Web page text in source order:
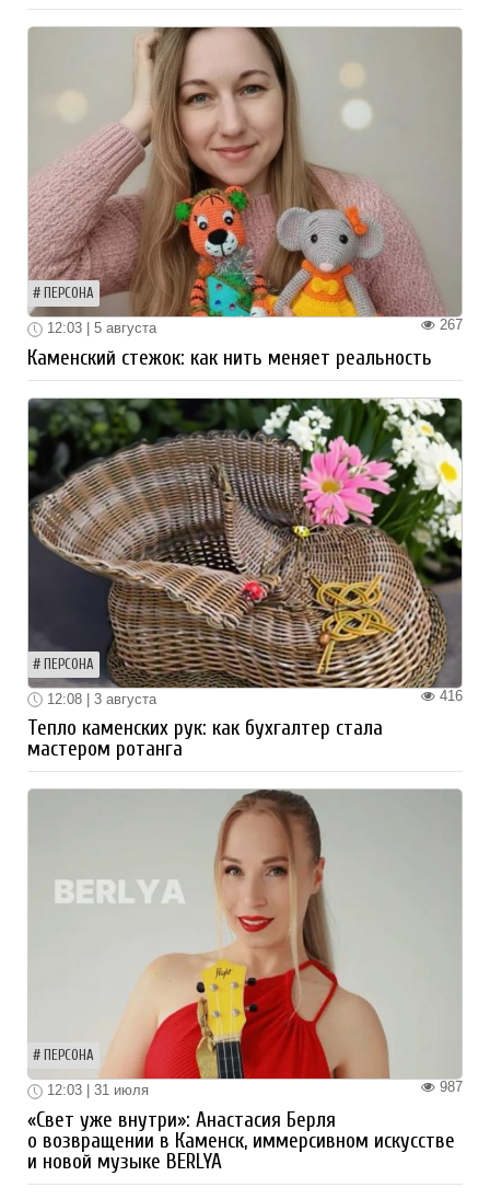
ПЕРСОНА
267
12:03 | 5 августа
Каменский стежок: как нить меняет реальность
ПЕРСОНА
416
12:08 | 3 августа
Тепло каменских рук: как бухгалтер стала
мастером ротанга
ПЕРСОНА
987
12:03 | 31 июля
«Свет уже внутри»: Анастасия Берля
о возвращении в Каменск, иммерсивном искусстве
и новой музыке BERLYA